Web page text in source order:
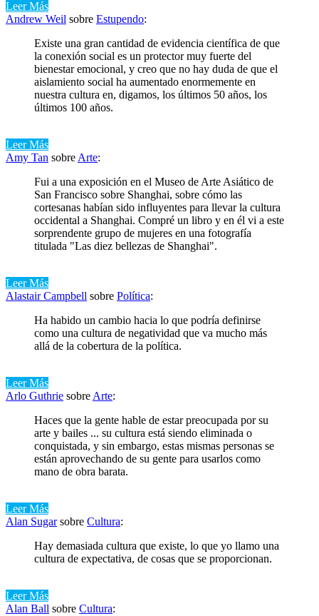
Leer Más
Andrew Weil sobre Estupendo:
Existe una gran cantidad de evidencia científica de que
la conexión social es un protector muy fuerte del
bienestar emocional, y creo que no hay duda de que el
aislamiento social ha aumentado enormemente en
nuestra cultura en, digamos, los últimos 50 años, los
últimos 100 años.
Leer Más
Amy Tan sobre Arte:
Fui a una exposición en el Museo de Arte Asiático de
San Francisco sobre Shanghai, sobre cómo las
cortesanas habían sido influyentes para llevar la cultura
occidental a Shanghai. Compré un libro y en él vi a este
sorprendente grupo de mujeres en una fotografía
titulada "Las diez bellezas de Shanghai".
Leer Más
Alastair Campbell sobre Política:
Ha habido un cambio hacia lo que podría definirse
como una cultura de negatividad que va mucho más
allá de la cobertura de la política.
Leer Más
Arlo Guthrie sobre Arte:
Haces que la gente hable de estar preocupada por su
arte y bailes ... su cultura está siendo eliminada o
conquistada, y sin embargo, estas mismas personas se
están aprovechando de su gente para usarlos como
mano de obra barata.
Leer Más
Alan Sugarsobre Cultura:
Hay demasiada cultura que existe, lo que yo llamo una
cultura de expectativa, de cosas que se proporcionan.
Leer Más
Alan Ball sobre Cultura: